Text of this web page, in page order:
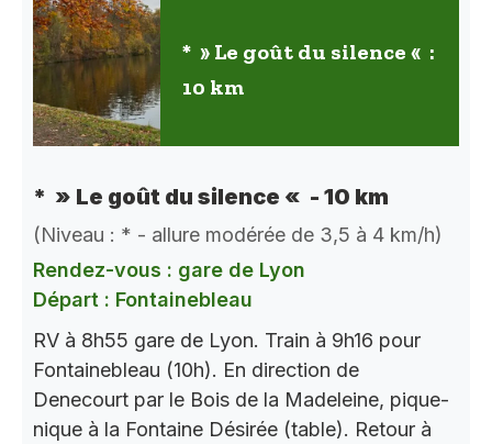
* » Le goût du silence « :
10 km
* » Le goût du silence « - 10 km
(Niveau : * - allure modérée de 3,5 à 4 km/h)
Rendez-vous : gare de Lyon
Départ : Fontainebleau
RV à 8h55 gare de Lyon. Train à 9h16 pour
Fontainebleau (10h). En direction de
Denecourt par le Bois de la Madeleine, pique-
nique à la Fontaine Désirée (table). Retour à